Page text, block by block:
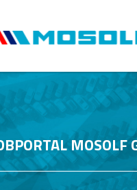
MOSOLF